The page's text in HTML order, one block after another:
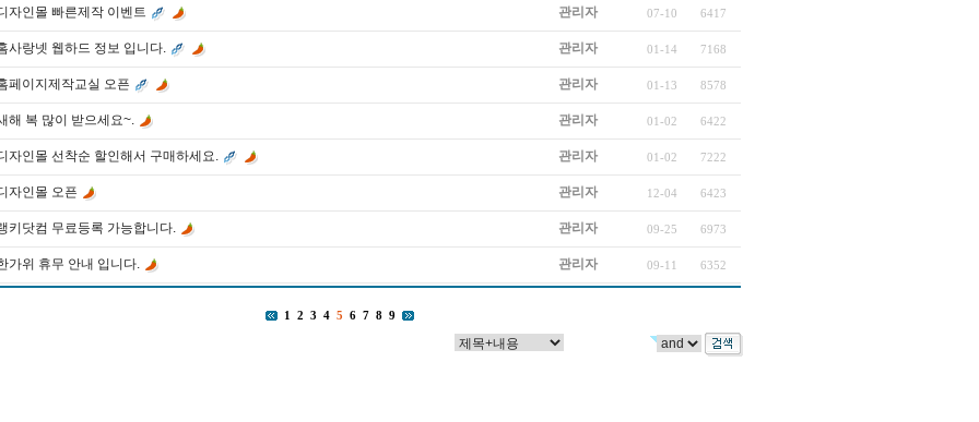
자인몰 빠른제작 이벤트 관리자 07-10 6417
사랑넷 웹하드 정보 입니다. 관리자 01-14 7168
페이지제작교실 오픈 관리자 01-13 8578
해 복 많이 받으세요~. 관리자 01-02 6422
자인몰 선착순 할인해서 구매하세요. 관리자 01-02 7222
자인몰 오픈 관리자 12-04 6423
키닷컴 무료등록 가능합니다. 관리자 09-25 6973
가위 휴무 안내 입니다. 관리자 09-11 6352
1 2 3 4 5 6 7 8 9